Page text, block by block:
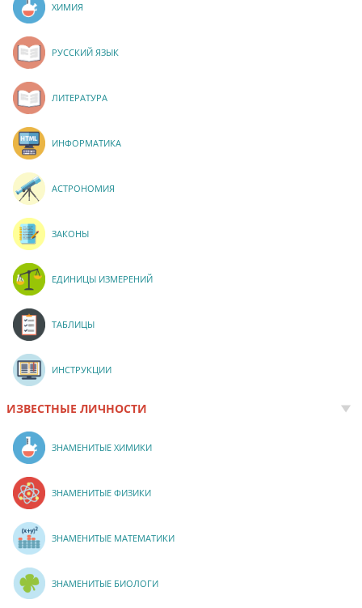
ХИМИЯ
РУССКИЙ ЯЗЫК
ЛИТЕРАТУРА
ИНФОРМАТИКА
АСТРОНОМИЯ
ЗАКОНЫ
ЕДИНИЦЫ ИЗМЕРЕНИЙ
ТАБЛИЦЫ
ИНСТРУКЦИИ
ИЗВЕСТНЫЕ ЛИЧНОСТИ
ЗНАМЕНИТЫЕ ХИМИКИ
ЗНАМЕНИТЫЕ ФИЗИКИ
ЗНАМЕНИТЫЕ МАТЕМАТИКИ
ЗНАМЕНИТЫЕ БИОЛОГИ